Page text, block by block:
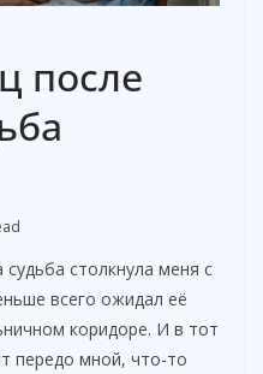
после
столкнула меня с
всего ожидал её
коридоре. И в тот
передо мной, что-то